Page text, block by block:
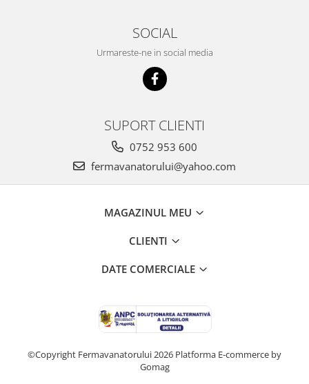
SOCIAL
Urmareste-ne in social media
SUPORT CLIENTI
0752 953 600
fermavanatorului@yahoo.com
MAGAZINUL MEU
CLIENTI
DATE COMERCIALE
©Copyright Fermavanatorului 2026 Platforma E-commerce by
Gomag